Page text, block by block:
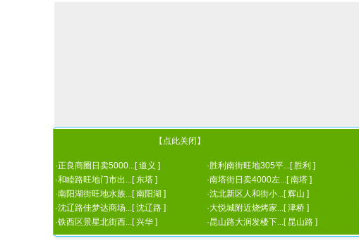
【点此关闭】
·正良商圈日卖5000...[ 道义 ] ·胜利南街旺地305平...[ 胜利 ]
·和睦路旺地门市出...[ 东塔 ] ·南塔街日卖4000左...[ 南塔 ]
·南阳湖街旺地水族...[ 南阳湖 ] ·沈北新区人和街小...[ 辉山 ]
·沈辽路佳梦达商场...[ 沈辽路 ] ·大悦城附近烧烤家...[ 津桥 ]
·铁西区景星北街西...[ 兴华 ] ·昆山路大润发楼下...[ 昆山路 ]